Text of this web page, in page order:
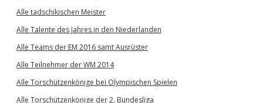
Alle tadschikischen Meister
Alle Talente des Jahres in den Niederlanden
Alle Teams der EM 2016 samt Ausrüster
Alle Teilnehmer der WM 2014
Alle Torschützenkönige bei Olympischen Spielen
Alle Torschützenkönige der 2. Bundesliga